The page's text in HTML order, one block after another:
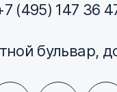
(495) 147 36
бульвар,